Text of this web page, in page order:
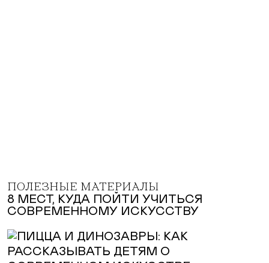
ПОЛЕЗНЫЕ МАТЕРИАЛЫ
8 МЕСТ, КУДА ПОЙТИ УЧИТЬСЯ
СОВРЕМЕННОМУ ИСКУССТВУ